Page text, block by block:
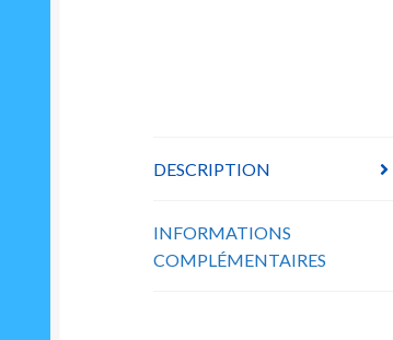
DESCRIPTION
INFORMATIONS
COMPLÉMENTAIRES